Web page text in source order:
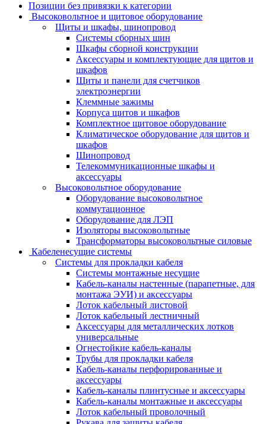
Позиции без привязки к категории
Высоковольтное и щитовое оборудование
Щиты и шкафы, шинопровод
Системы сборных шин
Шкафы сборной конструкции
Аксессуары и комплектующие для щитов и
шкафов
Щиты и панели для счетчиков
электроэнергии
Клеммные зажимы
Корпуса щитов и шкафов
Комплектное щитовое оборудование
Климатическое оборудование для щитов и
шкафов
Шинопровод
Телекоммуникационные шкафы и
аксессуары
Высоковольтное оборудование
Оборудование высоковольтное
коммутационное
Оборудование для ЛЭП
Изоляторы высоковольтные
Трансформаторы высоковольтные силовые
Кабеленесущие системы
Системы для прокладки кабеля
Системы монтажные несущие
Кабель-каналы настенные (парапетные, для
монтажа ЭУИ) и аксессуары
Лоток кабельный листовой
Лоток кабельный лестничный
Аксессуары для металлических лотков
универсальные
Огнестойкие кабель-каналы
Трубы для прокладки кабеля
Кабель-каналы перфорированные и
аксессуары
Кабель-каналы плинтусные и аксессуары
Кабель-каналы монтажные и аксессуары
Лоток кабельный проволочный